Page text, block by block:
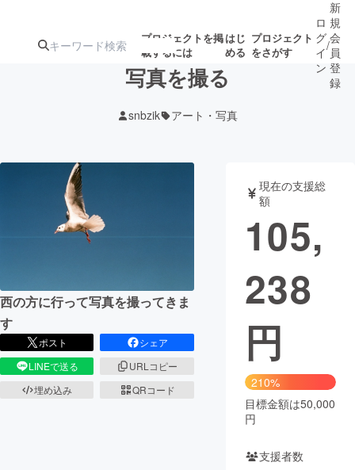
プロジェクトを掲
載するには
はじ
める
プロジェクト
をさがす
アート・写真
ゲーム・サ
映像・映画 書籍・雑誌
ビジネス・起業
まちづくり・地域活性化
コミュニティ
ロ
グ
イ
ン
/
新
規
会
員
登
録
写真を撮る
snbzik アート・写真
西の方に行って写真を撮ってきま
す
ポスト
シェア
LINEで送る
URLコピー
埋め込み
QRコード
現在の支援総
額
105,
238
円
210%
目標金額は50,000
円
支援者数